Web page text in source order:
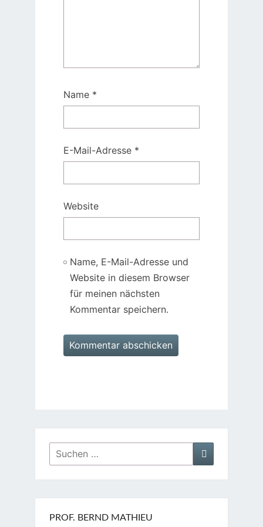
Name *
E-Mail-Adresse *
Website
Name, E-Mail-Adresse und
Website in diesem Browser
für meinen nächsten
Kommentar speichern.
Suchen
nach:
Suchen
PROF. BERND MATHIEU